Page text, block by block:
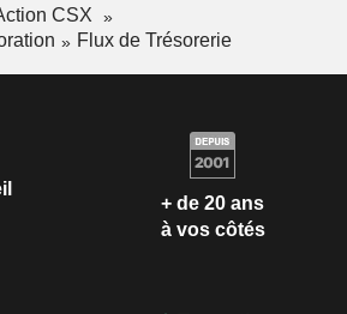
CSX
Flux de Trésorerie
+ de 20 ans
à vos côtés